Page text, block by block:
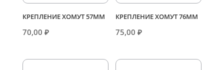
КРЕПЛЕНИЕ ХОМУТ 57ММ
70,00 ₽
КРЕПЛЕНИЕ ХОМУТ 76ММ
75,00₽